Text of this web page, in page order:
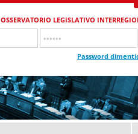
OSSERVATORIO LEGISLATIVO
Password